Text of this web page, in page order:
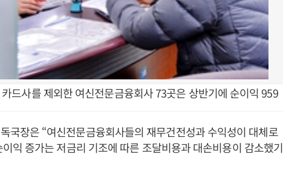
드사를 제외한 여신전문금융회사 73곳은 상반기에 순이익 959
국장은 “여신전문금융회사들의 재무건전성과 수익성이 대체로
익 증가는 저금리 기조에 따른 조달비용과 대손비용이 감소했기